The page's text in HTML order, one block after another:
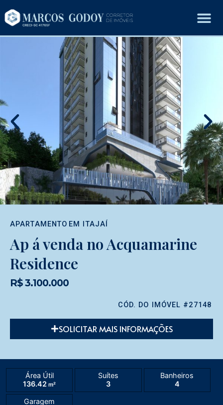
APARTAMENTO EM ITAJAÍ
Ap á venda no Acquamarine
Residence
R$ 3.100.000
CÓD. DO IMÓVEL #27148
SOLICITAR MAIS INFORMAÇÕES
Área Útil
136.42 m²
Suítes
3
Banheiros
4
Garagem